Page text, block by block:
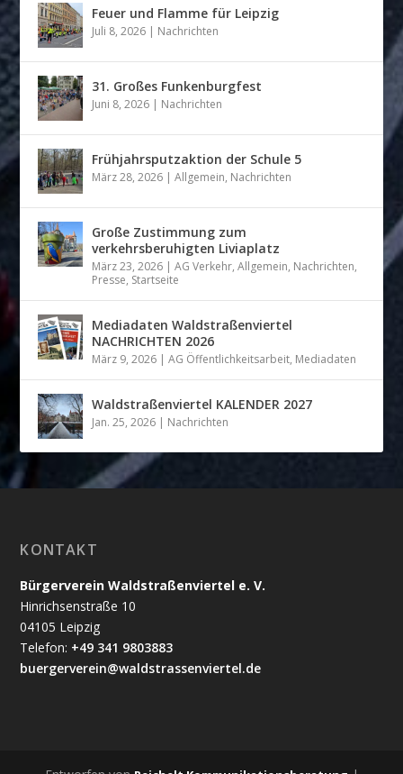
Feuer und Flamme für Leipzig
Juli 8, 2026 | Nachrichten
31. Großes Funkenburgfest
Juni 8, 2026 | Nachrichten
Frühjahrsputzaktion der Schule 5
März 28, 2026 |Allgemein, Nachrichten
Große Zustimmung zum
verkehrsberuhigten Liviaplatz
März 23, 2026 |AG Verkehr,Allgemein, Nachrichten,
Presse, Startseite
Mediadaten Waldstraßenviertel
NACHRICHTEN 2026
März 9, 2026 |AG Öffentlichkeitsarbeit, Mediadaten
Waldstraßenviertel KALENDER 2027
Jan. 25, 2026 | Nachrichten
KONTAKT
Bürgerverein Waldstraßenviertel e. V.
Hinrichsenstraße 10
04105 Leipzig
Telefon: +49 341 9803883
buergerverein@waldstrassenviertel.de